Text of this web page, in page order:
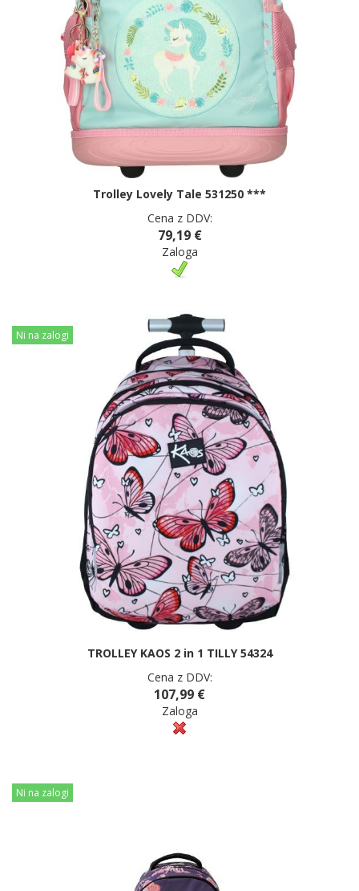
Trolley Lovely Tale 531250 ***
Cena z DDV:
79,19 €
Zaloga
Ni na zalogi
TROLLEY KAOS 2 in 1 TILLY 54324
Cena z DDV:
107,99 €
Zaloga
Ni na zalogi